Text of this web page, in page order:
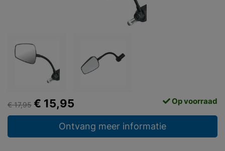
€ 17,95 € 15,95 Op voorraad
Ontvang meer informatie